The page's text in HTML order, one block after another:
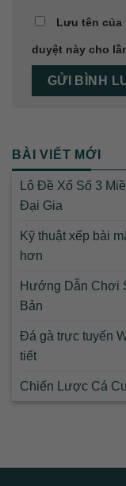
Lưu tên của
duyệt này cho
BÀI VIẾT MỚI
Lô Đề Xổ Số 3
Đại Gia
Kỹ thuật xếp bài
hơn
Hướng Dẫn Chơi
Bản
Đá gà trực tuyến
tiết
Chiến Lược Cá